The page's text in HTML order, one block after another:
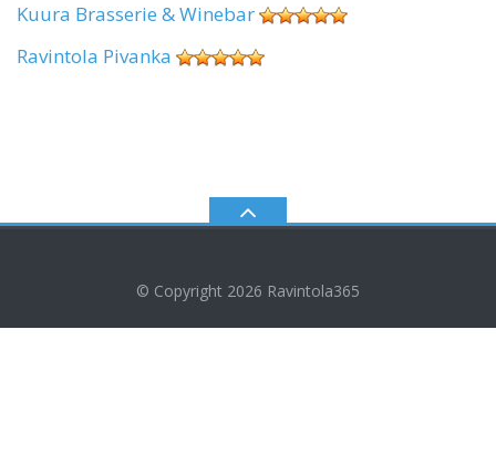
Kuura Brasserie & Winebar
Ravintola Pivanka
© Copyright 2026 Ravintola365